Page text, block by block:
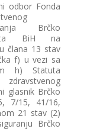
odbor Fonda
Brčko
BiH na
člana 13 stav
f) u vezi sa
h) Statuta
zdravstvenog
glasnik Brčko
7/15, 41/16,
21 stav (2)
Brčko